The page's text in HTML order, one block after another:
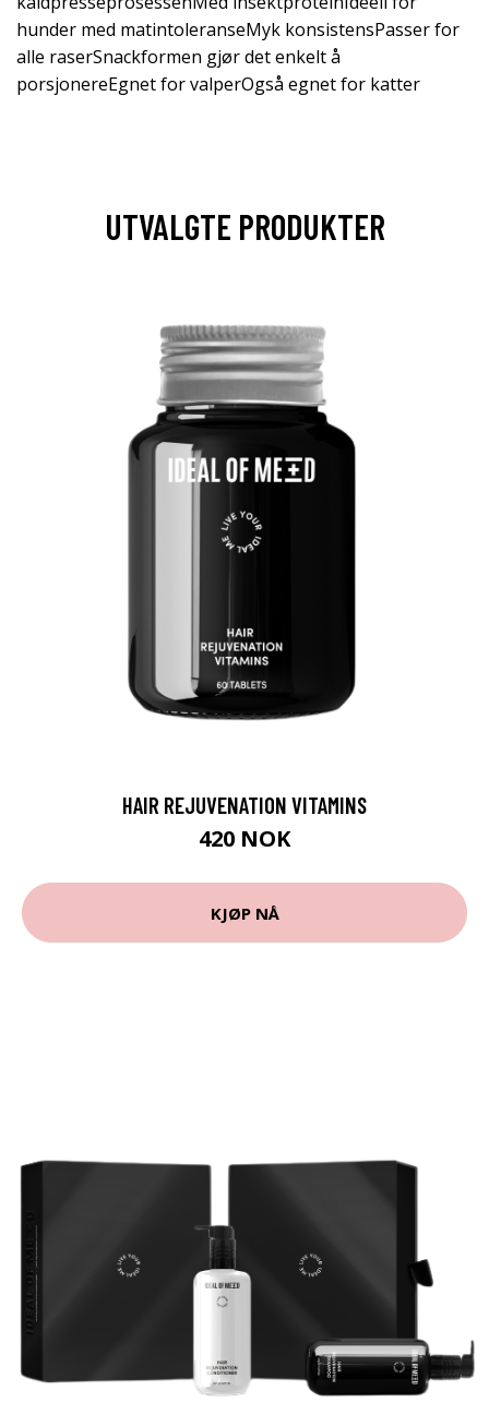
hunder med matintoleranseMyk konsistensPasser for
alle raserSnackformen gjør det enkelt å
porsjonereEgnet for valperOgså egnet for katter
UTVALGTE PRODUKTER
HAIR REJUVENATION VITAMINS
420 NOK
KJØP NÅ